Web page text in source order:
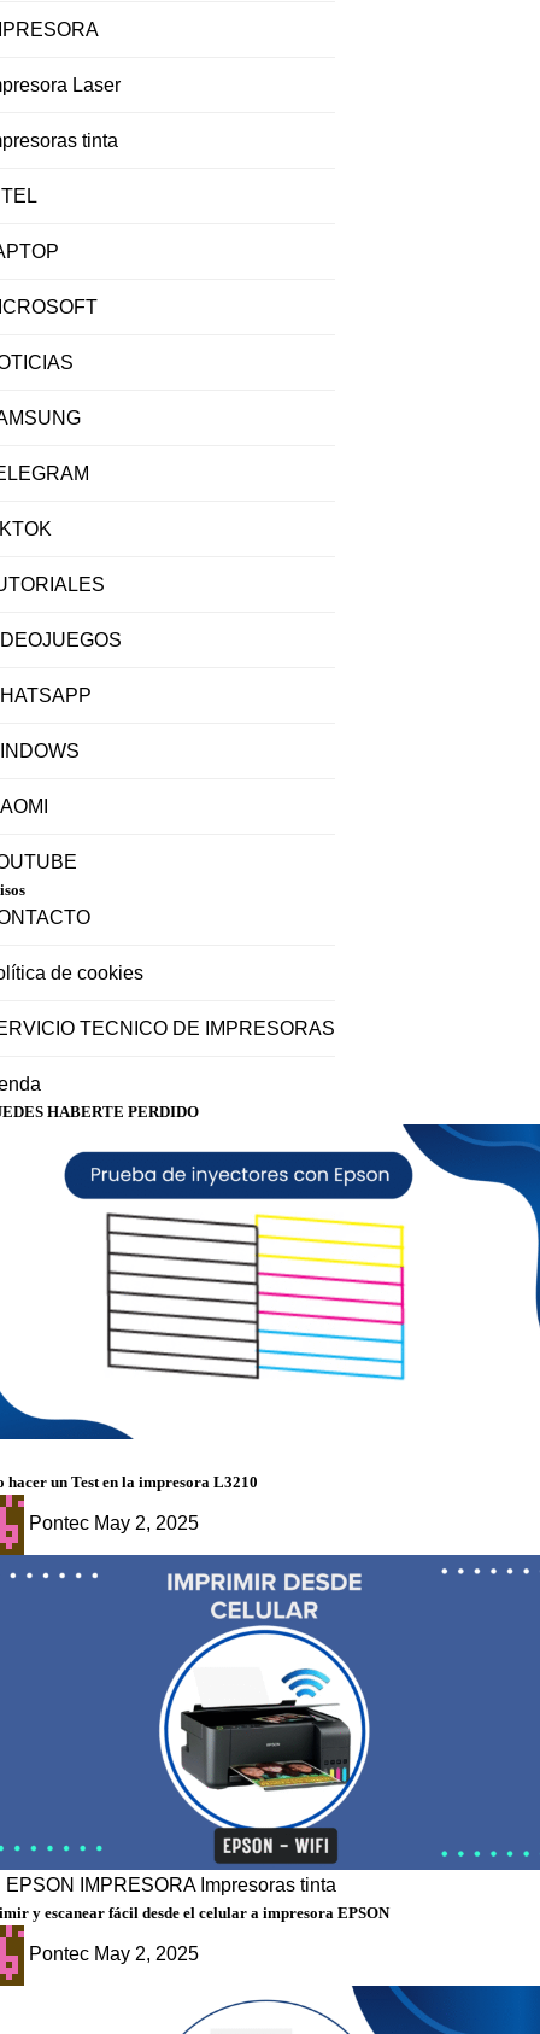
Laser
tinta
de cookies
TECNICO DE IMPRESORAS
HABERTE PERDIDO
hacer un Test en la impresora L3210
Pontec May 2, 2025
EPSON IMPRESORA Impresoras tinta
y escanear fácil desde el celular a impresora EPSON
Pontec May 2, 2025